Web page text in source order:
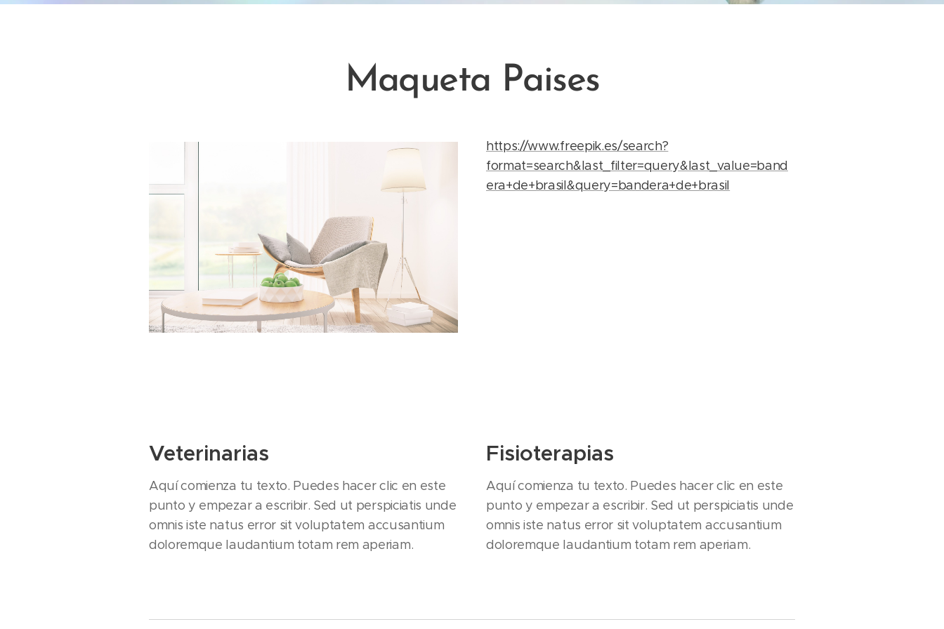
Maqueta Paises
https://www.freepik.es/search?
format=search&last_filter=query&last_value=band
era+de+brasil&query=bandera+de+brasil
Veterinarias
Aquí comienza tu texto. Puedes hacer clic en este
punto y empezar a escribir. Sed ut perspiciatis unde
omnis iste natus error sit voluptatem accusantium
doloremque laudantium totam rem aperiam.
Fisioterapias
Aquí comienza tu texto. Puedes hacer clic en este
punto y empezar a escribir. Sed ut perspiciatis unde
omnis iste natus error sit voluptatem accusantium
doloremque laudantium totam rem aperiam.